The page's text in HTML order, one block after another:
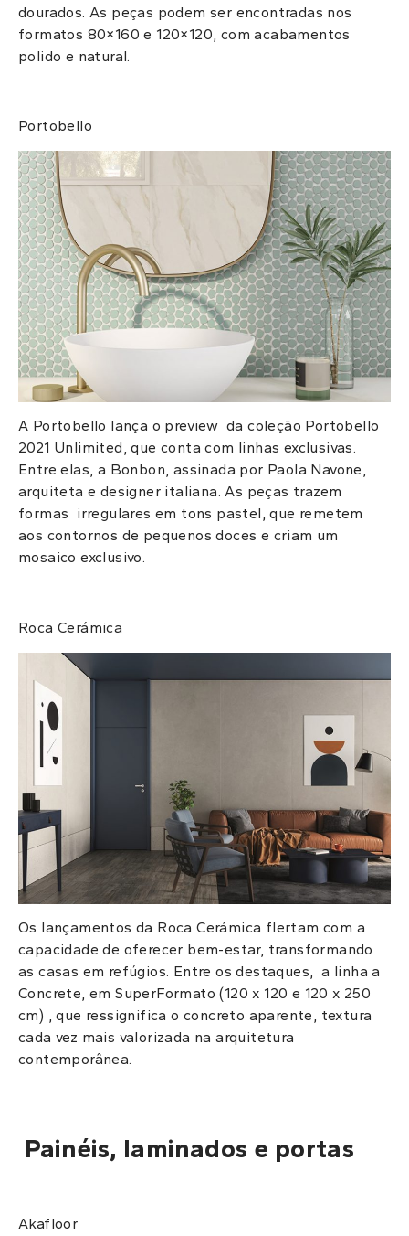
dourados. As peças podem ser encontradas nos
formatos 80×160 e 120×120, com acabamentos
polido e natural.
Portobello
A Portobello lança o preview da coleção Portobello
2021 Unlimited, que conta com linhas exclusivas.
Entre elas, a Bonbon, assinada por Paola Navone,
arquiteta e designer italiana. As peças trazem
formas irregulares em tons pastel, que remetem
aos contornos de pequenos doces e criam um
mosaico exclusivo.
Roca Cerámica
Os lançamentos da Roca Cerámica flertam com a
capacidade de oferecer bem-estar, transformando
as casas em refúgios. Entre os destaques, a linha a
Concrete, em SuperFormato (120 x 120 e 120 x 250
cm) , que ressignifica o concreto aparente, textura
cada vez mais valorizada na arquitetura
contemporânea.
Painéis, laminados e portas
Akafloor